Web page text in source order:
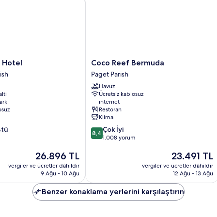
Hotel
Güncel
fiyat:
26.896 TL
26.896 TL
vergiler ve ücretler dâhildir
9 Ağu - 10 Ağu
Coco
Reef
Bermuda
Paget
Parish
Coco Reef Bermuda
Paget Parish
Havuz
Ücretsiz kablosuz
internet
Restoran
Klima
10
üzerinden
yorum
8,4 Çok İyi
1.008 yorum
Güncel
fiyat:
23.491 TL
23.491 TL
vergiler ve ücretler dâhildir
12 Ağu - 13 Ağu
Benzer konaklama yerlerini karşılaştırın